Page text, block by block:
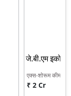
जे.बी.एम
एक्स-शोरूम कीमत
₹ 2 Cr